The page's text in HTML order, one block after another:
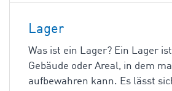
Lager
Was ist ein Lager? Ein Lager
Gebäude oder Areal, in dem
aufbewahren kann. Es lässt